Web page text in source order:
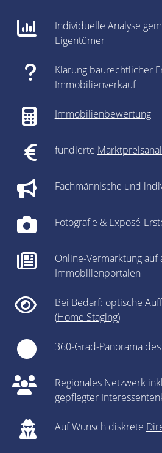
Individuelle Analyse
Eigentümer
Klärung baurechtlicher
Immobilienverkauf
Immobilienbewertung
fundierte
Fachmännische und
Fotografie & Exposé-
Online-Vermarktung auf
Immobilienportalen
Bei Bedarf: optische
(Home Staging)
360-Grad-Panorama
Regionales Netzwerk
gepflegter
Auf Wunsch diskrete